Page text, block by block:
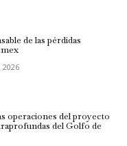
de las pérdidas
2026
operaciones del proyecto
del Golfo de